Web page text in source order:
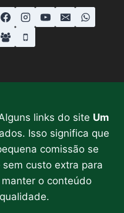
links do site Um
Isso significa que
comissão se
custo extra para
o conteúdo